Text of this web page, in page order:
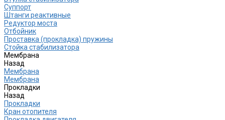
Cуппорт
Штанги реактивные
Редуктор моста
Отбойник
Проставка (прокладка) пружины
Стойка стабилизатора
Мембрана
Назад
Мембрана
Мембрана
Прокладки
Назад
Прокладки
Кран отопителя